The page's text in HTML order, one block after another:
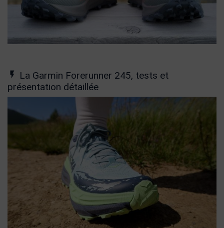
La Garmin Forerunner 245, tests et
présentation détaillée